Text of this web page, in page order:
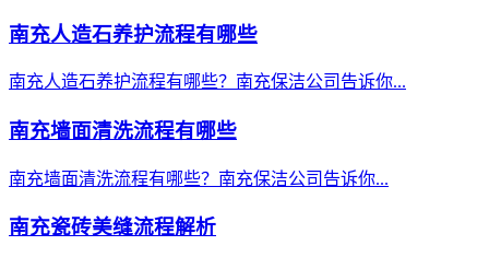
南充人造石养护流程有哪些
南充人造石养护流程有哪些？南充保洁公司告诉你...
南充墙面清洗流程有哪些
南充墙面清洗流程有哪些？南充保洁公司告诉你...
南充瓷砖美缝流程解析